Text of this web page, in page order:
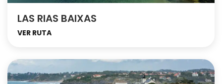
LAS RIAS BAIXAS
VER RUTA